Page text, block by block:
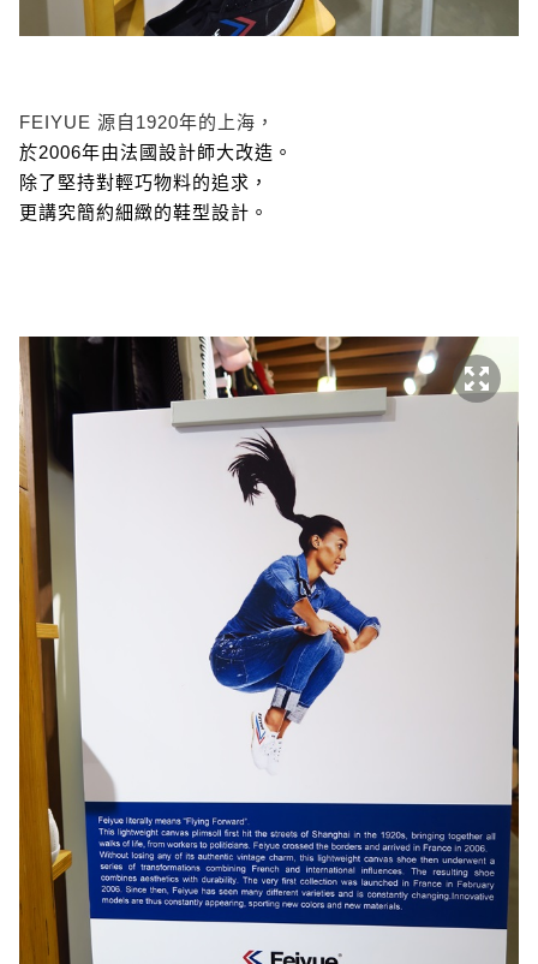
FEIYUE 源自1920年的上海，
於2006年由法國設計師大改造。
除了堅持對輕巧物料的追求，
更講究簡約細緻的鞋型設計。